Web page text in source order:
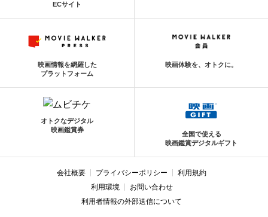
ECサイト
映画情報を網羅した
プラットフォーム
映画体験を、オトクに。
オトクなデジタル
映画鑑賞券
全国で使える
映画鑑賞デジタルギフト
会社概要 プライバシーポリシー
利用規約
利用環境
お問い合わせ
利用者情報の外部送信について